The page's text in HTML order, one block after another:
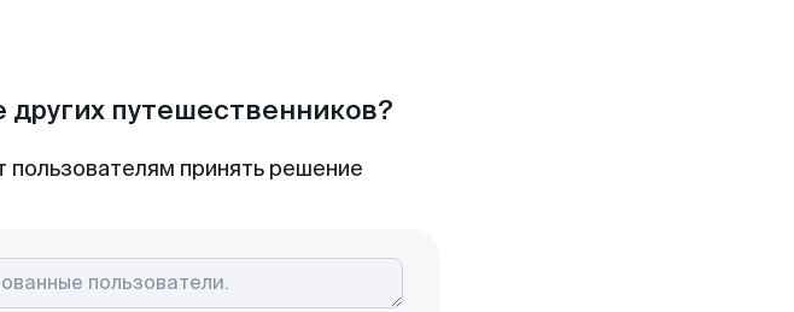
других путешественников?
принять решение